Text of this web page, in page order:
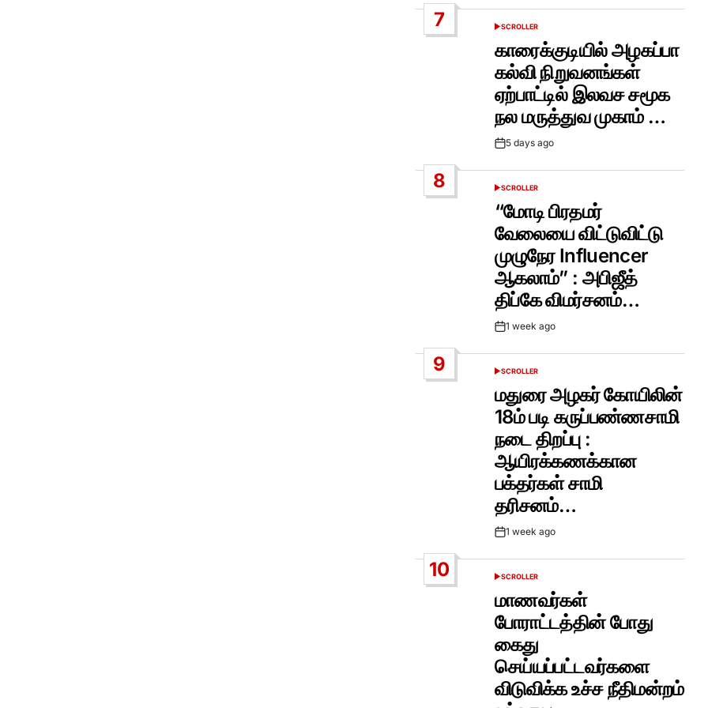
7
POSTED
SCROLLER
காரைக்குடியில் அழகப்பா
கல்வி நிறுவனங்கள்
ஏற்பாட்டில் இலவச சமூக
நல மருத்துவ முகாம் …
Post5 days ago
8
POSTED
SCROLLER
“மோடி பிரதமர்
வேலையை விட்டுவிட்டு
முழுநேர Influencer
ஆகலாம்” : அபிஜீத்
திப்கே விமர்சனம்…
Post1 week ago
9
POSTED
SCROLLER
மதுரை அழகர் கோயிலின்
18ம் படி கருப்பண்ணசாமி
நடை திறப்பு :
ஆயிரக்கணக்கான
பக்தர்கள் சாமி
தரிசனம்…
Post1 week ago
10
POSTED
SCROLLER
மாணவர்கள்
போராட்டத்தின் போது
கைது
செய்யப்பட்டவர்களை
விடுவிக்க உச்ச நீதிமன்றம்